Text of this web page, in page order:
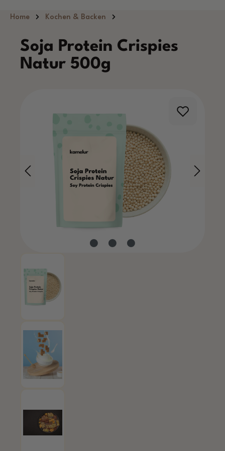
Hauptinhalt springen
Home Kochen & Backen
Soja Protein Crispies
Natur 500g